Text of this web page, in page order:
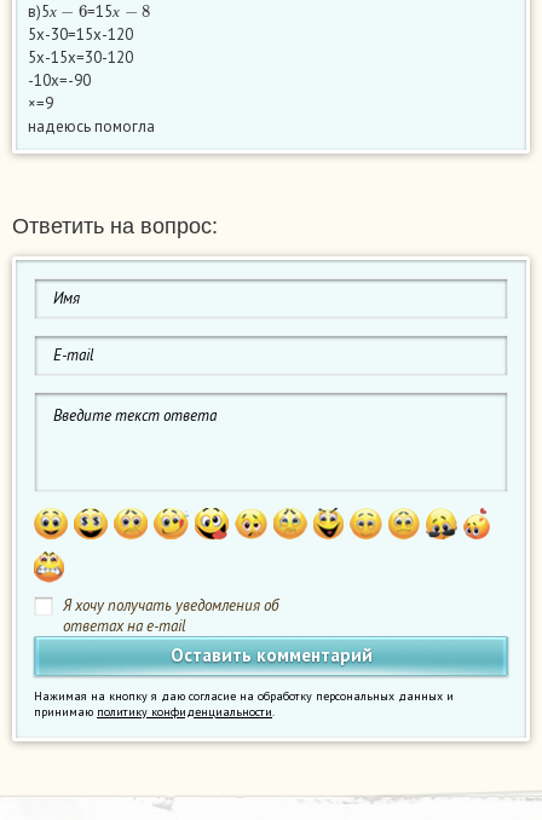
в)5 х =15х
5х-30=15х-120
5х-15х=30-120
-10х=-90
×=9
надеюсь помогла
Ответить на вопрос:
Я хочу получать уведомления об
ответах на e-mail
Нажимая на кнопку я даю согласие на обработку персональных данных и
принимаю политику конфиденциальности